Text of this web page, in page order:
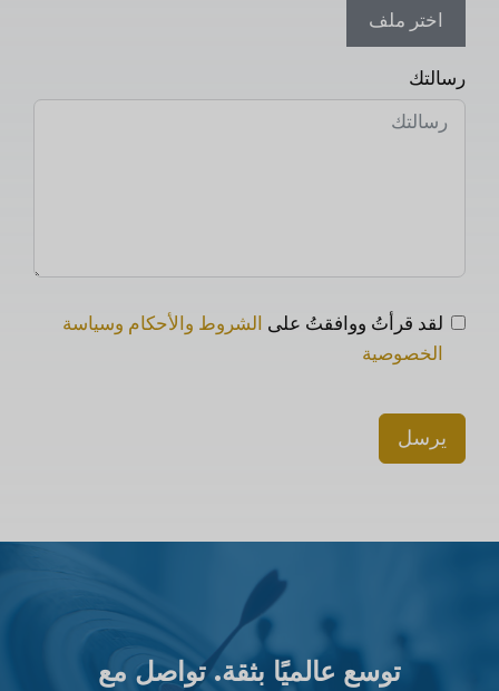
اختر ملف
رسالتك
لقد قرأتُ ووافقتُ على الشروط والأحكام وسياسة
الخصوصية
يرسل
توسع عالميًا بثقة. تواصل مع